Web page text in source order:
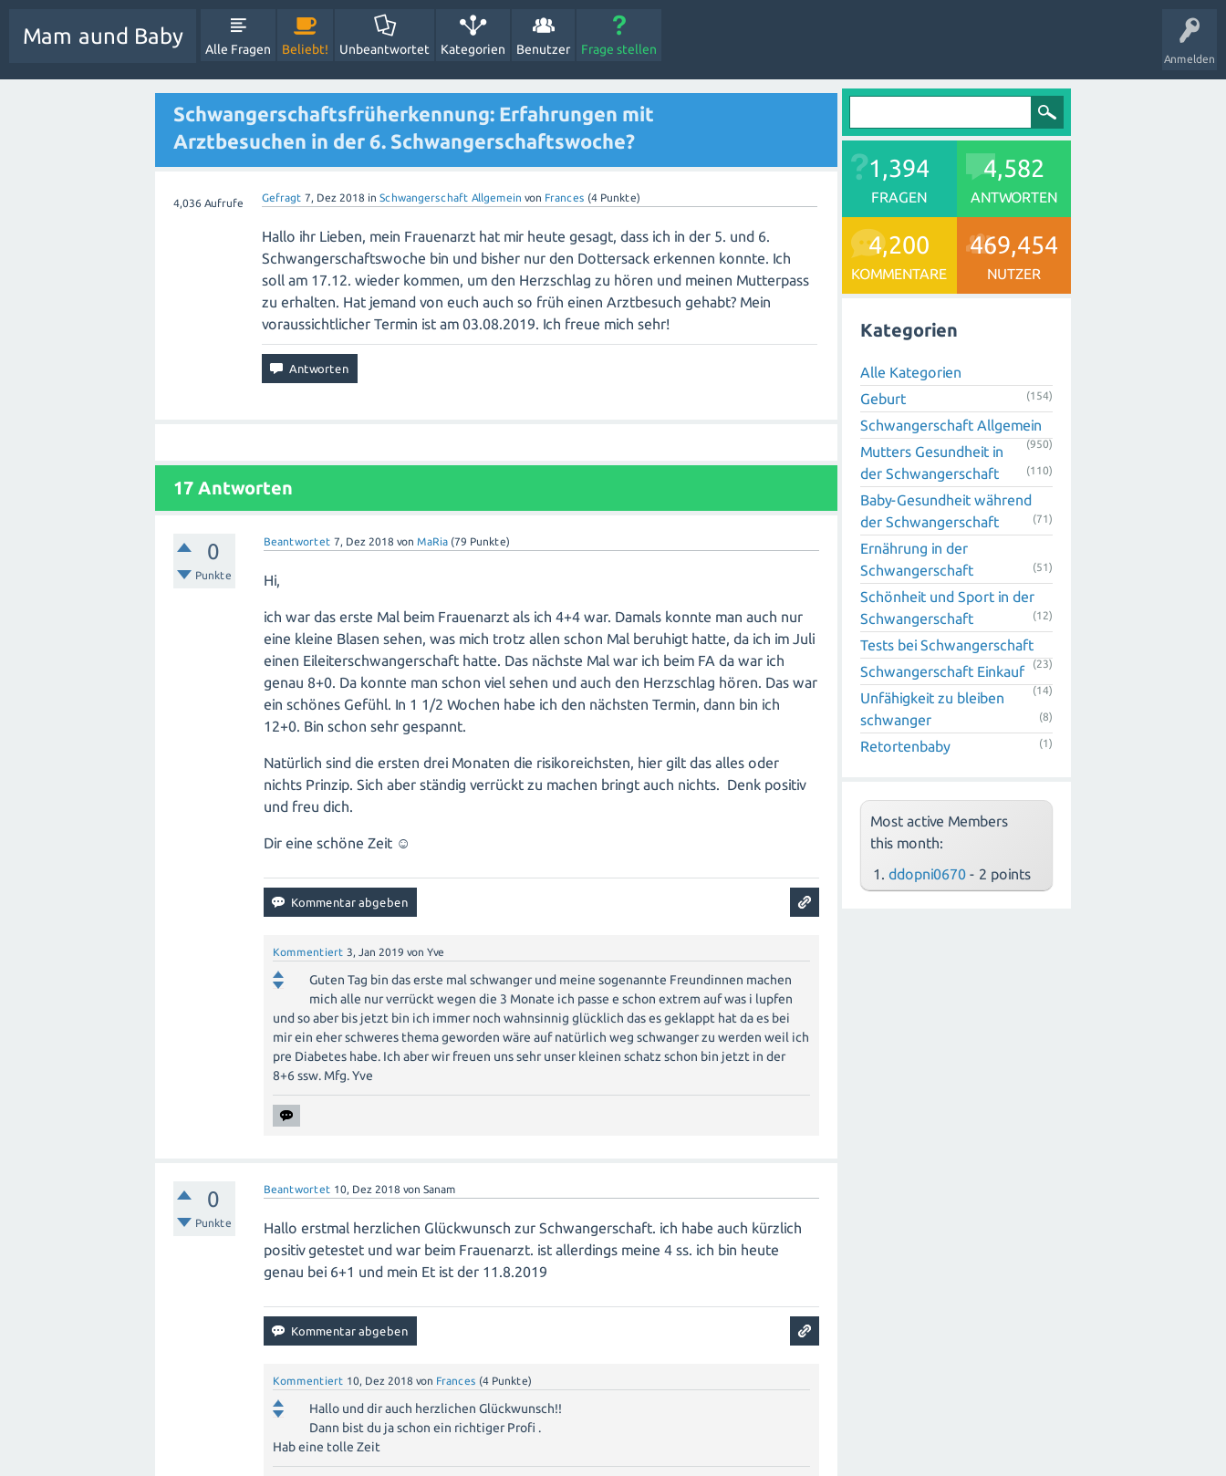
Anmelden
Mam aund Baby
Alle Fragen Beliebt! Unbeantwortet Kategorien Benutzer Frage stellen
Schwangerschaftsfrüherkennung: Erfahrungen mit
Arztbesuchen in der 6. Schwangerschaftswoche?
4,036 Aufrufe Gefragt 7, Dez 2018 in Schwangerschaft Allgemein von Frances (4 Punkte)
Hallo ihr Lieben, mein Frauenarzt hat mir heute gesagt, dass ich in der 5. und 6.
Schwangerschaftswoche bin und bisher nur den Dottersack erkennen konnte. Ich
soll am 17.12. wieder kommen, um den Herzschlag zu hören und meinen Mutterpass
zu erhalten. Hat jemand von euch auch so früh einen Arztbesuch gehabt? Mein
voraussichtlicher Termin ist am 03.08.2019. Ich freue mich sehr!
17 Antworten
0
Punkte
Beantwortet 7, Dez 2018 vonMaRia (79 Punkte)
Hi,
ich war das erste Mal beim Frauenarzt als ich 4+4 war. Damals konnte man auch nur
eine kleine Blasen sehen, was mich trotz allen schon Mal beruhigt hatte, da ich im Juli
einen Eileiterschwangerschaft hatte. Das nächste Mal war ich beim FA da war ich
genau 8+0. Da konnte man schon viel sehen und auch den Herzschlag hören. Das war
ein schönes Gefühl. In 1 1/2 Wochen habe ich den nächsten Termin, dann bin ich
12+0. Bin schon sehr gespannt.
Natürlich sind die ersten drei Monaten die risikoreichsten, hier gilt das alles oder
nichts Prinzip. Sich aber ständig verrückt zu machen bringt auch nichts. Denk positiv
und freu dich.
Dir eine schöne Zeit ☺
Kommentiert 3, Jan 2019 vonYve
Guten Tag bin das erste mal schwanger und meine sogenannte Freundinnen machen
mich alle nur verrückt wegen die 3 Monate ich passe e schon extrem auf was i lupfen
und so aber bis jetzt bin ich immer noch wahnsinnig glücklich das es geklappt hat da es bei
mir ein eher schweres thema geworden wäre auf natürlich weg schwanger zu werden weil ich
pre Diabetes habe. Ich aber wir freuen uns sehr unser kleinen schatz schon bin jetzt in der
8+6 ssw. Mfg. Yve
0
Punkte
Beantwortet 10, Dez 2018 vonSanam
Hallo erstmal herzlichen Glückwunsch zur Schwangerschaft. ich habe auch kürzlich
positiv getestet und war beim Frauenarzt. ist allerdings meine 4 ss. ich bin heute
genau bei 6+1 und mein Et ist der 11.8.2019
Kommentiert 10, Dez 2018 von Frances (4 Punkte)
Hallo und dir auch herzlichen Glückwunsch!!
Dann bist du ja schon ein richtiger Profi .
Hab eine tolle Zeit
1,394
FRAGEN
4,582
ANTWORTEN
4,200
KOMMENTARE
469,454
NUTZER
Kategorien
Alle Kategorien
Geburt
(154)
Schwangerschaft Allgemein
(950)
Mutters Gesundheit in
der Schwangerschaft
(110)
Baby-Gesundheit während
der Schwangerschaft
(71)
Ernährung in der
Schwangerschaft
(51)
Schönheit und Sport in der
Schwangerschaft
(12)
Tests bei Schwangerschaft
(23)
Schwangerschaft Einkauf
(14)
Unfähigkeit zu bleiben
schwanger
(8)
Retortenbaby (1)
Most active Members
this month:
ddopni0670 - 2 points